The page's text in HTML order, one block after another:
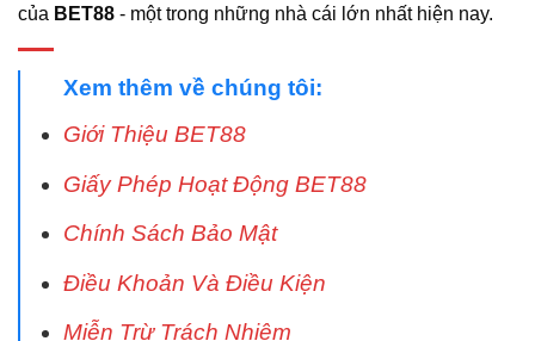
của BET88 - một trong những nhà cái lớn nhất hiện nay.
Xem thêm về chúng tôi:
Giới Thiệu BET88
Giấy Phép Hoạt Động BET88
Chính Sách Bảo Mật
Điều Khoản Và Điều Kiện
Miễn Trừ Trách Nhiệm